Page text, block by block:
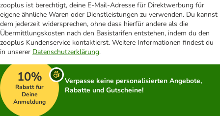
zooplus ist berechtigt, deine E-Mail-Adresse für Direktwerbung für
eigene ähnliche Waren oder Dienstleistungen zu verwenden. Du kannst
dem jederzeit widersprechen, ohne dass hierfür andere als die
Übermittlungskosten nach den Basistarifen entstehen, indem du den
zooplus Kundenservice kontaktierst. Weitere Informationen findest du
in unserer Datenschutzerklärung.
10%
Rabatt für
Deine
Anmeldung
Verpasse keine personalisierten Angebote,
Rabatte und Gutscheine!